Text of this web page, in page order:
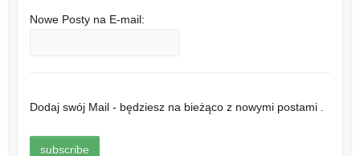
Nowe Posty na E-mail:
Dodaj swój Mail - będziesz na bieżąco z nowymi postami .